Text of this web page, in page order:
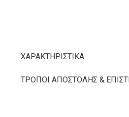
ΧΑΡΑΚΤΗΡΙΣΤΙΚΆ
ΤΡΌΠΟΙ ΑΠΟΣΤΟΛΉΣ &